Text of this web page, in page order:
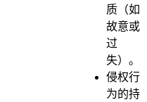
质（如
故意或
过
失）。
侵权行
为的持